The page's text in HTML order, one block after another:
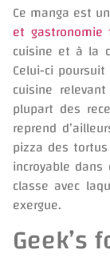
Ce manga est
et gastronomie
cuisine et à la
Celui-ci
cuisine
plupart des
reprend
pizza des
incroyable
classe avec
exergue.
Geek’s